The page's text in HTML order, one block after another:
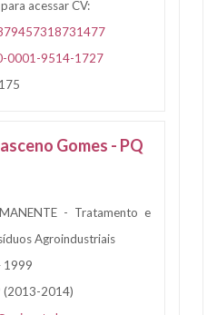
acessar CV:
0001-9514-1727
Gomes - PQ
- Tratamento e
Agroindustriais
1999
(2013-2014)